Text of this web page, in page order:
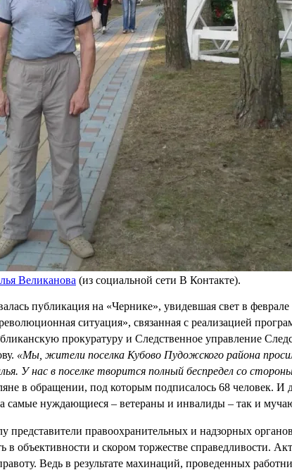
Великанова (из социальной сети В Контакте).
публикация на «Чернике», увидевшая свет в
ситуация», связанная с реализацией
прокуратуру и Следственное управление
«Мы, жители поселка Кубово Пудожского района
У нас в поселке творится полный беспредел со
в обращении, под которым подписалось 68 человек.
самые нуждающиеся – ветераны и инвалиды – так и
представители правоохранительных и надзорных
в объективности и скором торжестве справедливости.
Ведь в результате махинаций, проведенных